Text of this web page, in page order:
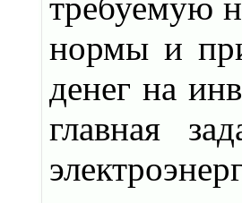
нормы и
денег на
главная